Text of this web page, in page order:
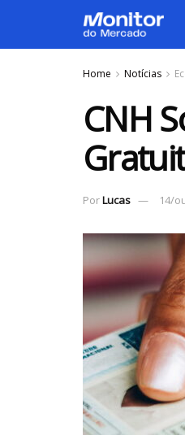
Home Notícias
CNH
PorLucas 14/